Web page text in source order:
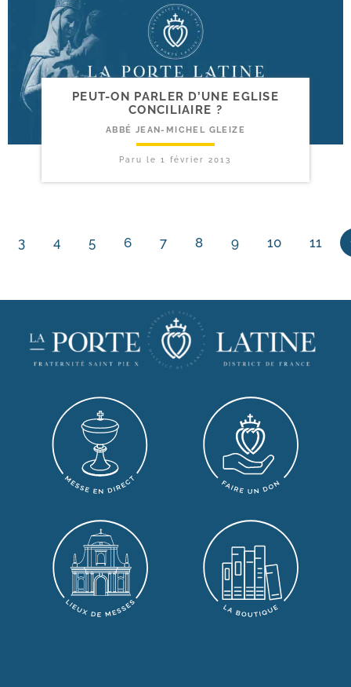
PEUT-​ON PARLER D’UNE EGLISE
CONCILIAIRE ?
ABBÉ JEAN-MICHEL GLEIZE
Paru le1 février 2013
3 4 5 6 7 8 9 10 11